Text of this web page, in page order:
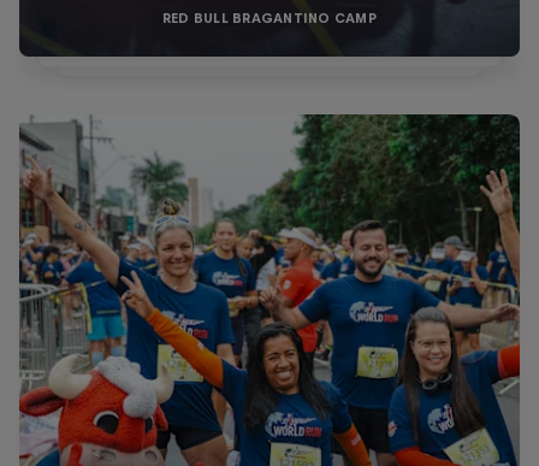
RED BULL BRAGANTINO CAMP